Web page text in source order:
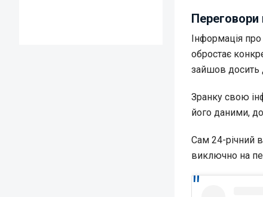
Інформація
обростає
зайшов досить
Зранку свою
його даними,
Сам 24-річний
виключно на